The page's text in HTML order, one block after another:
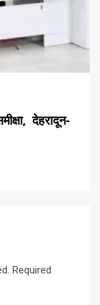
देहरादून-
Required